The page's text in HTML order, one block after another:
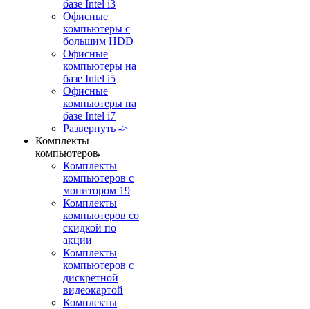
базе Intel i3
Офисные
компьютеры с
большим HDD
Офисные
компьютеры на
базе Intel i5
Офисные
компьютеры на
базе Intel i7
Развернуть ->
Комплекты
компьютеров
Комплекты
компьютеров с
монитором 19
Комплекты
компьютеров со
скидкой по
акции
Комплекты
компьютеров с
дискретной
видеокартой
Комплекты